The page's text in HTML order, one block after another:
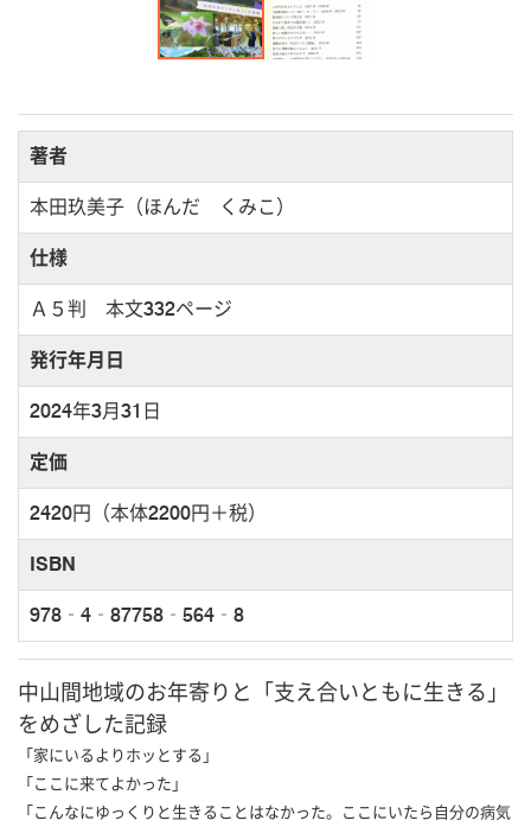
著者
本田玖美子（ほんだ くみこ）
仕様
Ａ５判 本文332ページ
発行年月日
2024年3月31日
定価
2420円（本体2200円＋税）
ISBN
978‐4‐87758‐564‐8
中山間地域のお年寄りと「支え合いともに生きる」
をめざした記録
「家にいるよりホッとする」
「ここに来てよかった」
「こんなにゆっくりと生きることはなかった。ここにいたら自分の病気